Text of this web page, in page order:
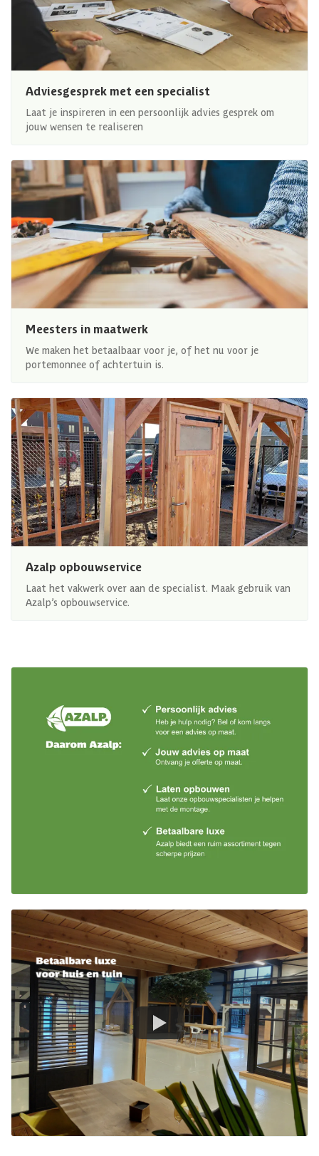
Adviesgesprek met een specialist
Laat je inspireren in een persoonlijk advies gesprek om
jouw wensen te realiseren
Meesters in maatwerk
We maken het betaalbaar voor je, of het nu voor je
portemonnee of achtertuin is.
Azalp opbouwservice
Laat het vakwerk over aan de specialist. Maak gebruik van
Azalp’s opbouwservice.